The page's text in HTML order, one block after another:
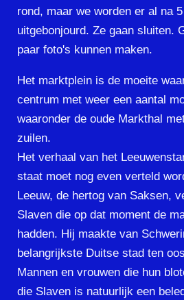
rond, maar we worden er al na
uitgebonjourd. Ze gaan sluiten.
paar foto's kunnen maken.
Het marktplein is de moeite
centrum met weer een aantal
waaronder de oude Markthal
zuilen.
Het verhaal van het
staat moet nog even verteld
Leeuw, de hertog van Saksen,
Slaven die op dat moment de
hadden. Hij maakte van
belangrijkste Duitse stad ten
Mannen en vrouwen die hun
die Slaven is natuurlijk een